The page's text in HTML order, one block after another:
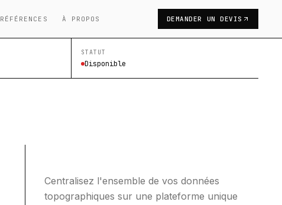
RÉFÉRENCES À PROPOS DEMANDER UN DEVIS
STATUT
Disponible
Centralisez l'ensemble de vos données
topographiques sur une plateforme unique